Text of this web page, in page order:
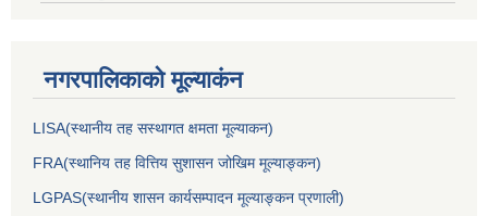
नगरपालिकाकाे मूल्याकंन
LISA(स्थानीय तह सस्थागत क्षमता मूल्याक‌न)
FRA(स्थानिय तह वित्तिय सुशासन जोखिम मूल्याङ्कन)
LGPAS(स्थानीय शासन कार्यसम्पादन मूल्याङ्कन प्रणाली)